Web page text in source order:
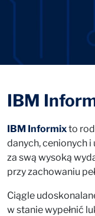
IBM
IBM Informixto
danych, cenionych
za swą wysoką
przy zachowaniu
Ciągle
w stanie wypełnić